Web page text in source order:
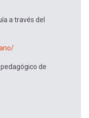
a través del
de